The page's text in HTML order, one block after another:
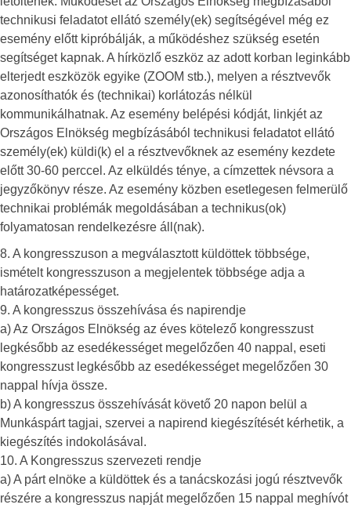
technikusi feladatot ellátó személy(ek) segítségével még ez
esemény előtt kipróbálják, a működéshez szükség esetén
segítséget kapnak. A hírközlő eszköz az adott korban leginkább
elterjedt eszközök egyike (ZOOM stb.), melyen a résztvevők
azonosíthatók és (technikai) korlátozás nélkül
kommunikálhatnak. Az esemény belépési kódját, linkjét az
Országos Elnökség megbízásából technikusi feladatot ellátó
személy(ek) küldi(k) el a résztvevőknek az esemény kezdete
előtt 30-60 perccel. Az elküldés ténye, a címzettek névsora a
jegyzőkönyv része. Az esemény közben esetlegesen felmerülő
technikai problémák megoldásában a technikus(ok)
folyamatosan rendelkezésre áll(nak).
8. A kongresszuson a megválasztott küldöttek többsége,
ismételt kongresszuson a megjelentek többsége adja a
határozatképességet.
9. A kongresszus összehívása és napirendje
a) Az Országos Elnökség az éves kötelező kongresszust
legkésőbb az esedékességet megelőzően 40 nappal, eseti
kongresszust legkésőbb az esedékességet megelőzően 30
nappal hívja össze.
b) A kongresszus összehívását követő 20 napon belül a
Munkáspárt tagjai, szervei a napirend kiegészítését kérhetik, a
kiegészítés indokolásával.
10. A Kongresszus szervezeti rendje
a) A párt elnöke a küldöttek és a tanácskozási jogú résztvevők
részére a kongresszus napját megelőzően 15 nappal meghívót